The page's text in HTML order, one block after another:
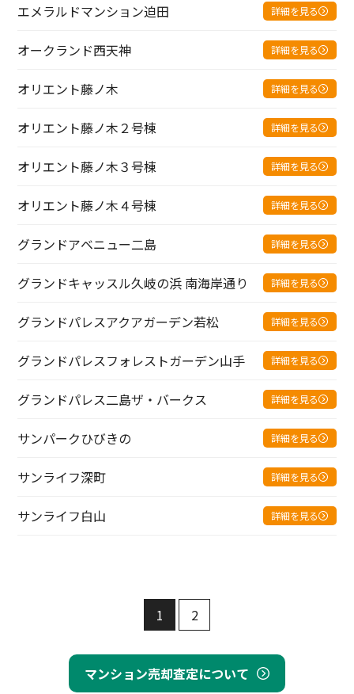
エメラルドマンション迫田 詳細を見る
オークランド西天神 詳細を見る
オリエント藤ノ木 詳細を見る
オリエント藤ノ木２号棟 詳細を見る
オリエント藤ノ木３号棟 詳細を見る
オリエント藤ノ木４号棟 詳細を見る
グランドアベニュー二島 詳細を見る
グランドキャッスル久岐の浜 南海岸通り 詳細を見る
グランドパレスアクアガーデン若松 詳細を見る
グランドパレスフォレストガーデン山手 詳細を見る
グランドパレス二島ザ・バークス 詳細を見る
サンパークひびきの 詳細を見る
サンライフ深町 詳細を見る
サンライフ白山 詳細を見る
1 2
マンション売却査定について